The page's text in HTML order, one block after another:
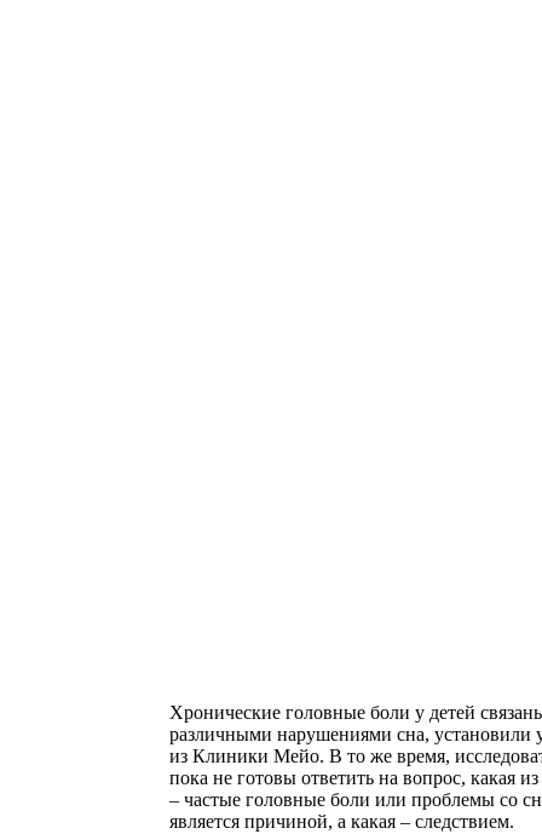
Хронические головные боли у детей
различными нарушениями сна, установили
из Клиники Мейо. В то же время,
пока не готовы ответить на вопрос, какая
– частые головные боли или проблемы со
является причиной, а какая – следствием.